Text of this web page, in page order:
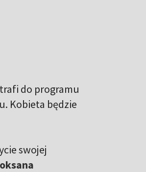
do programu
Kobieta będzie
swojej